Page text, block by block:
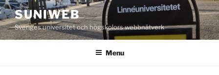
Skip
to
content
SUNIWEB
Sveriges universitet och högskolors webbnätverk
Menu